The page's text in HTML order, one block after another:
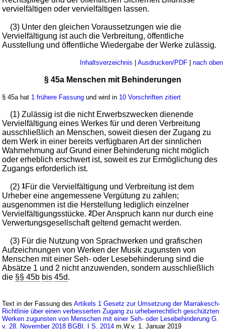
vervielfältigen oder vervielfältigen lassen.
(3) Unter den gleichen Voraussetzungen wie die
Vervielfältigung ist auch die Verbreitung, öffentliche
Ausstellung und öffentliche Wiedergabe der Werke zulässig.
Inhaltsverzeichnis | Ausdrucken/PDF| nach oben
§ 45a Menschen mit Behinderungen
§ 45a hat 1 frühere Fassung und wird in 10 Vorschriften zitiert
(1) Zulässig ist die nicht Erwerbszwecken dienende
Vervielfältigung eines Werkes für und deren Verbreitung
ausschließlich an Menschen, soweit diesen der Zugang zu
dem Werk in einer bereits verfügbaren Art der sinnlichen
Wahrnehmung auf Grund einer Behinderung nicht möglich
oder erheblich erschwert ist, soweit es zur Ermöglichung des
Zugangs erforderlich ist.
(2)1Für die Vervielfältigung und Verbreitung ist dem
Urheber eine angemessene Vergütung zu zahlen;
ausgenommen ist die Herstellung lediglich einzelner
Vervielfältigungsstücke.2Der Anspruch kann nur durch eine
Verwertungsgesellschaft geltend gemacht werden.
(3) Für die Nutzung von Sprachwerken und grafischen
Aufzeichnungen von Werken der Musik zugunsten von
Menschen mit einer Seh- oder Lesebehinderung sind die
Absätze 1 und 2 nicht anzuwenden, sondern ausschließlich
die §§ 45b bis 45d.
Text in der Fassung desArtikels 1 Gesetz zur Umsetzung der Marrakesch-
Richtlinie über einen verbesserten Zugang zu urheberrechtlich geschützten
Werken zugunsten von Menschen mit einer Seh- oder Lesebehinderung G.
v. 28. November 2018 BGBl. I S. 2014 m.W.v. 1. Januar 2019